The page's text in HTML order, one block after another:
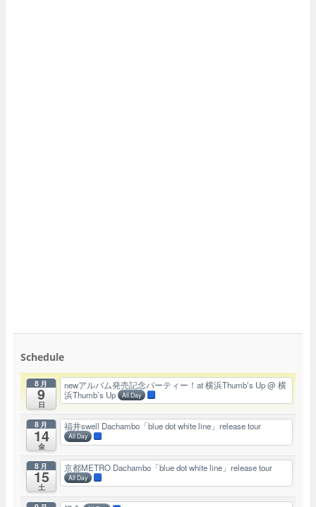
Schedule
8月
9
日
newアルバム発売記念パーティー！at 横浜Thumb’s Up@ 横
浜Thumb’s Up
All Day
8月
14
金
福井swell Dachambo「blue dot white line」release tour
All Day
8月
15
土
京都METRO Dachambo「blue dot white line」release tour
All Day